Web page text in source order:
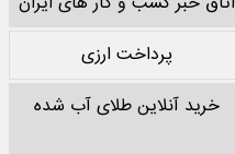
پرداخت ارزی
خرید آنلاین طلای آب شده